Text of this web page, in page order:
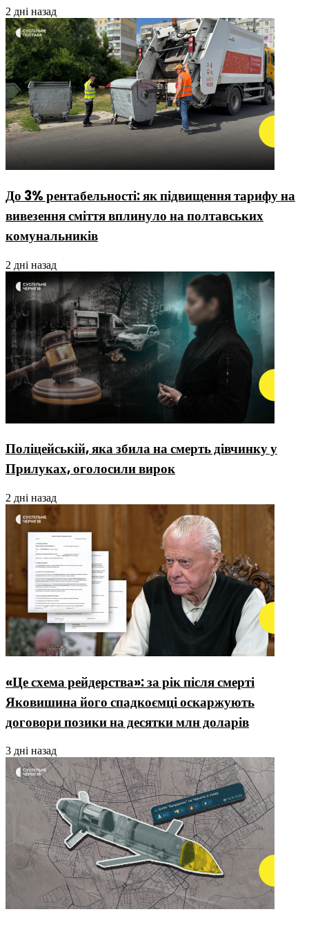
2 дні назад
До 3% рентабельності: як підвищення тарифу на
вивезення сміття вплинуло на полтавських
комунальників
2 дні назад
Поліцейській, яка збила на смерть дівчинку у
Прилуках, оголосили вирок
2 дні назад
«Це схема рейдерства»: за рік після смерті
Яковишина його спадкоємці оскаржують
договори позики на десятки млн доларів
3 дні назад